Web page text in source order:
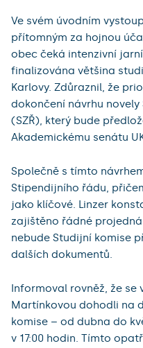
Ve svém úvodním
přítomným za hojnou
obec čeká intenzivní
finalizována většina
Karlovy. Zdůraznil, že
dokončení návrhu
(SZŘ), který bude
Akademickému senátu
Společně s tímto
Stipendijního řádu,
jako klíčové. Linzer
zajištěno řádné
nebude Studijní komise
dalších dokumentů.
Informoval rovněž, že
Martínkovou dohodli na
komise – od dubna do
v 17:00 hodin. Tímto